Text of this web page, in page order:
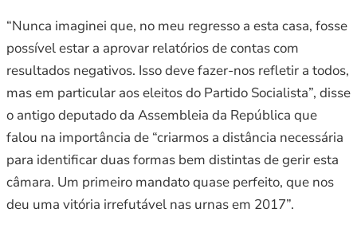
“Nunca imaginei que, no meu regresso a esta casa, fosse
possível estar a aprovar relatórios de contas com
resultados negativos. Isso deve fazer-nos refletir a todos,
mas em particular aos eleitos do Partido Socialista”, disse
o antigo deputado da Assembleia da República que
falou na importância de “criarmos a distância necessária
para identificar duas formas bem distintas de gerir esta
câmara. Um primeiro mandato quase perfeito, que nos
deu uma vitória irrefutável nas urnas em 2017”.